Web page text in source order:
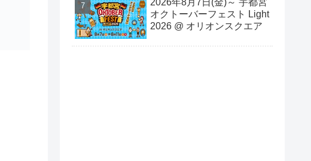
2026年8月7日(金)～ 宇都宮
オクトーバーフェスト Light
2026 @ オリオンスクエア